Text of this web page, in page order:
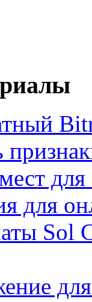
для
для
Sol